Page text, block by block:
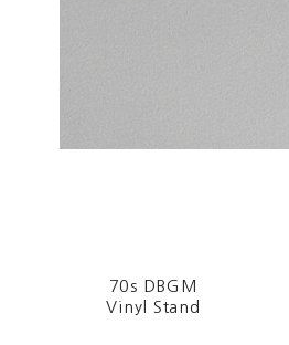
70s DBGM
Vinyl Stand